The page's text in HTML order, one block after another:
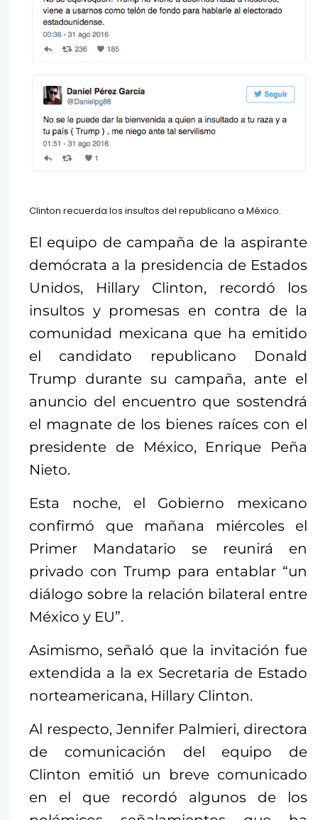
Clinton recuerda los insultos del republicano a México.
El equipo de campaña de la aspirante
demócrata a la presidencia de Estados
Unidos, Hillary Clinton, recordó los
insultos y promesas en contra de la
comunidad mexicana que ha emitido
el candidato republicano Donald
Trump durante su campaña, ante el
anuncio del encuentro que sostendrá
el magnate de los bienes raíces con el
presidente de México, Enrique Peña
Nieto.
Esta noche, el Gobierno mexicano
confirmó que mañana miércoles el
Primer Mandatario se reunirá en
privado con Trump para entablar “un
diálogo sobre la relación bilateral entre
México y EU”.
Asimismo, señaló que la invitación fue
extendida a la ex Secretaria de Estado
norteamericana, Hillary Clinton.
Al respecto, Jennifer Palmieri, directora
de comunicación del equipo de
Clinton emitió un breve comunicado
en el que recordó algunos de los